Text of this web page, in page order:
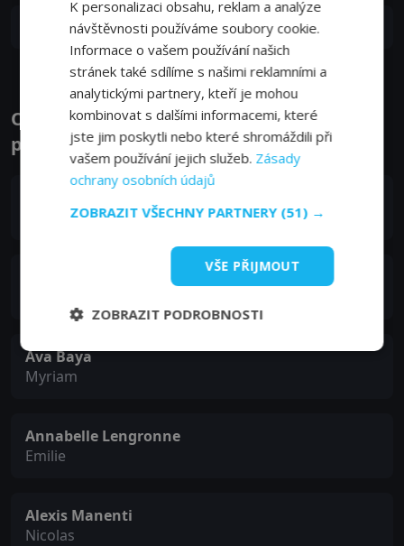
1. epizoda:1. epizoda
11. 10. 2024
Obsazení filmu nebo pořadu Důvěrná
přítelkyně - Herci a tvůrci
Christelle 'Chris' Blandin
Ava Baya
Myriam
Annabelle Lengronne
Emilie
Alexis Manenti
Nicolas
K personalizaci obsahu, reklam a analýze
návštěvnosti používáme soubory cookie.
Informace o vašem používání našich
stránek také sdílíme s našimi reklamními a
analytickými partnery, kteří je mohou
kombinovat s dalšími informacemi, které
jste jim poskytli nebo které shromáždili při
vašem používání jejich služeb. Zásady
ochrany osobních údajů
ZOBRAZIT VŠECHNY PARTNERY (51) →
VŠE PŘIJMOUT
ZOBRAZIT PODROBNOSTI